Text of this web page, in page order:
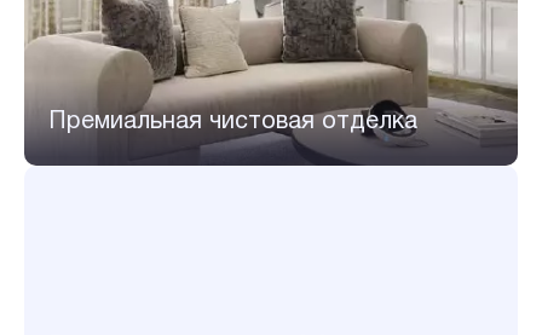
Премиальная чистовая отделка